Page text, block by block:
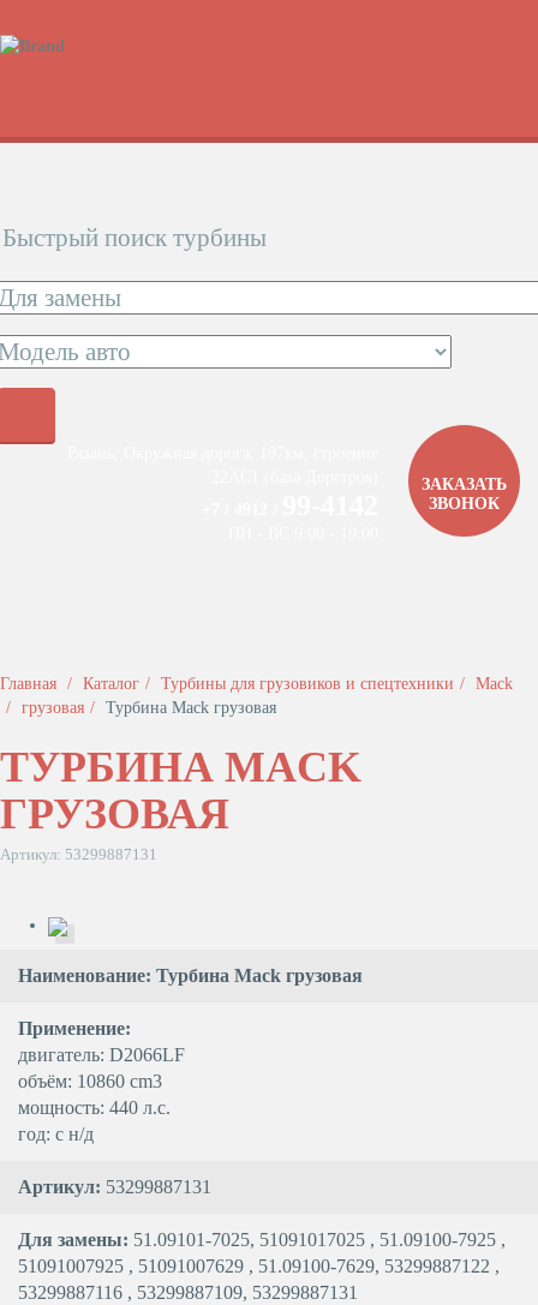
Быстрый поиск турбины
ЗАКАЗАТЬ
ЗВОНОК
Главная Каталог Турбины для грузовиков и спецтехники
Mack
грузовая
Турбина Mack грузовая
ТУРБИНА MACK
ГРУЗОВАЯ
Артикул: 53299887131
Наименование: Турбина Mack грузовая
Применение:
двигатель: D2066LF
объём: 10860 cm3
мощность: 440 л.с.
год: с н/д
Артикул: 53299887131
Для замены: 51.09101-7025, 51091017025 , 51.09100-7925 ,
51091007925 , 51091007629 , 51.09100-7629, 53299887122 ,
53299887116 , 53299887109, 53299887131